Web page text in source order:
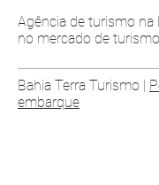
Agência de turismo na
no mercado de
Bahia Terra Turismo |
embarque